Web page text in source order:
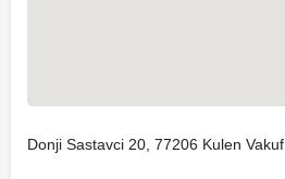
Donji Sastavci 20, 77206 Kulen Vakuf